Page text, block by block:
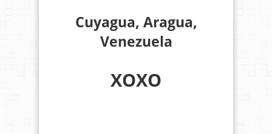
Cuyagua, Aragua,
Venezuela
XOXO